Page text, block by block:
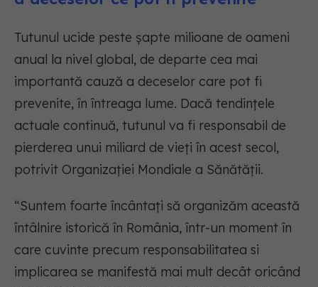
Tutunul ucide peste șapte milioane de oameni
anual la nivel global, de departe cea mai
importantă cauză a deceselor care pot fi
prevenite, în întreaga lume. Dacă tendințele
actuale continuă, tutunul va fi responsabil de
pierderea unui miliard de vieți în acest secol,
potrivit Organizației Mondiale a Sănătății.
“Suntem foarte încântați să organizăm această
întâlnire istorică în România, într-un moment în
care cuvinte precum responsabilitatea si
implicarea se manifestă mai mult decât oricând